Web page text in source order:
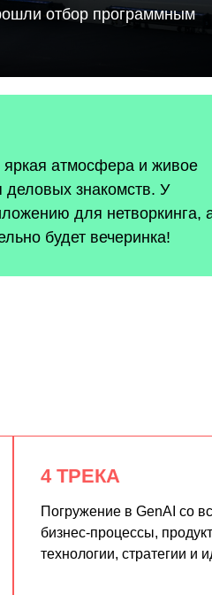
отбор программным
яркая атмосфера и живое
знакомств. У
для нетворкинга,
будет вечеринка!
4 ТРЕКА
Погружение в GenAI со
бизнес-процессы,
технологии, стратегии и